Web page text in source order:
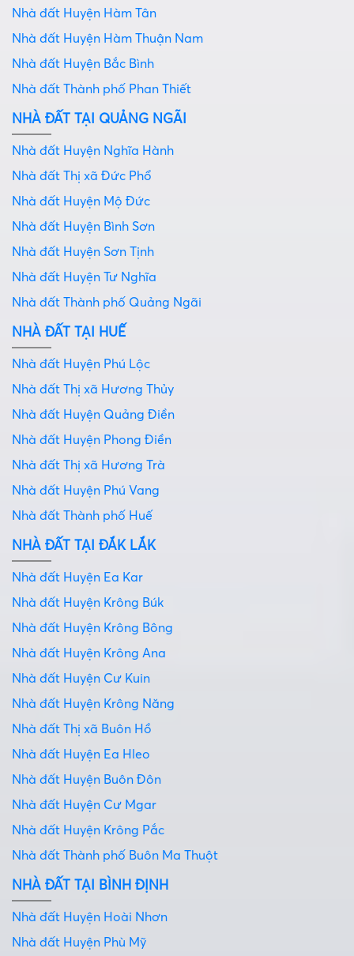
Nhà đất Huyện Hàm Tân
Nhà đất Huyện Hàm Thuận Nam
Nhà đất Huyện Bắc Bình
Nhà đất Thành phố Phan Thiết
NHÀ ĐẤT TẠI QUẢNG NGÃI
Nhà đất Huyện Nghĩa Hành
Nhà đất Thị xã Đức Phổ
Nhà đất Huyện Mộ Đức
Nhà đất Huyện Bình Sơn
Nhà đất Huyện Sơn Tịnh
Nhà đất Huyện Tư Nghĩa
Nhà đất Thành phố Quảng Ngãi
NHÀ ĐẤT TẠI HUẾ
Nhà đất Huyện Phú Lộc
Nhà đất Thị xã Hương Thủy
Nhà đất Huyện Quảng Điền
Nhà đất Huyện Phong Điền
Nhà đất Thị xã Hương Trà
Nhà đất Huyện Phú Vang
Nhà đất Thành phố Huế
NHÀ ĐẤT TẠI ĐẮK LẮK
Nhà đất Huyện Ea Kar
Nhà đất Huyện Krông Búk
Nhà đất Huyện Krông Bông
Nhà đất Huyện Krông Ana
Nhà đất Huyện Cư Kuin
Nhà đất Huyện Krông Năng
Nhà đất Thị xã Buôn Hồ
Nhà đất Huyện Ea Hleo
Nhà đất Huyện Buôn Đôn
Nhà đất Huyện Cư Mgar
Nhà đất Huyện Krông Pắc
Nhà đất Thành phố Buôn Ma Thuột
NHÀ ĐẤT TẠI BÌNH ĐỊNH
Nhà đất Huyện Hoài Nhơn
Nhà đất Huyện Phù Mỹ